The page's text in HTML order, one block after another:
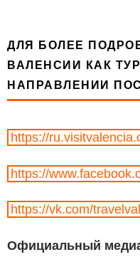
ДЛЯ БОЛЕЕ
ВАЛЕНСИИ КАК
НАПРАВЛЕНИИ
https://
https://
https://vk.com/
Официальный